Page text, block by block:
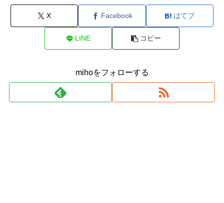
X Facebook はてブ
LINE コピー
mihoをフォローする